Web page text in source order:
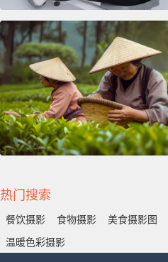
热门搜索
餐饮摄影 食物摄影 美食摄影图
温暖色彩摄影